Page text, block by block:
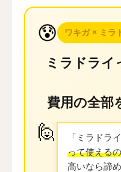
😰 ワキガ × ミラ
ミラドライ
費用の全部
🙋 「ミラドラ
って使える
高いなら諦